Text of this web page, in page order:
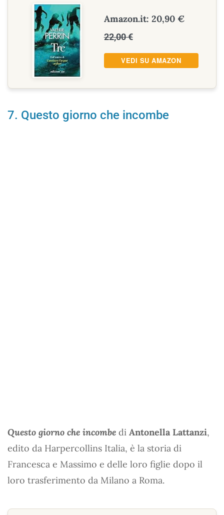
Amazon.it: 20,90 €
22,00 €
VEDI SU AMAZON
7. Questo giorno che incombe
Questo giorno che incombe di Antonella Lattanzi,
edito da Harpercollins Italia, è la storia di
Francesca e Massimo e delle loro figlie dopo il
loro trasferimento da Milano a Roma.